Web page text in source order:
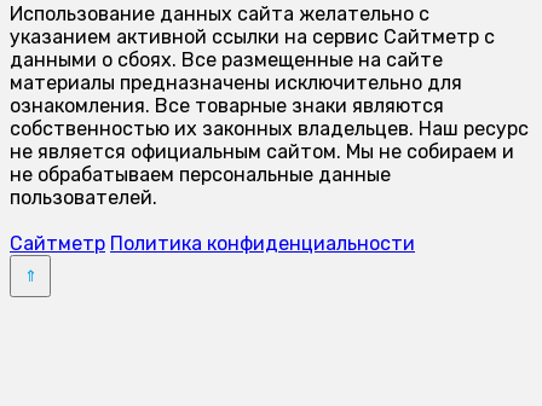
Использование данных сайта желательно с
указанием активной ссылки на сервис Сайтметр с
данными о сбоях. Все размещенные на сайте
материалы предназначены исключительно для
ознакомления. Все товарные знаки являются
собственностью их законных владельцев. Наш ресурс
не является официальным сайтом. Мы не собираем и
не обрабатываем персональные данные
пользователей.
Сайтметр Политика конфиденциальности